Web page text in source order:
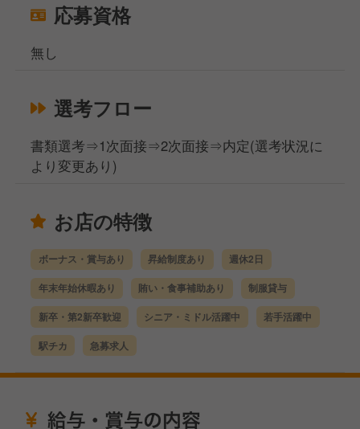
応募資格
無し
選考フロー
書類選考⇒1次面接⇒2次面接⇒内定(選考状況に
より変更あり)
お店の特徴
ボーナス・賞与あり 昇給制度あり 週休2日
年末年始休暇あり 賄い・食事補助あり 制服貸与
新卒・第2新卒歓迎 シニア・ミドル活躍中 若手活躍中
駅チカ 急募求人